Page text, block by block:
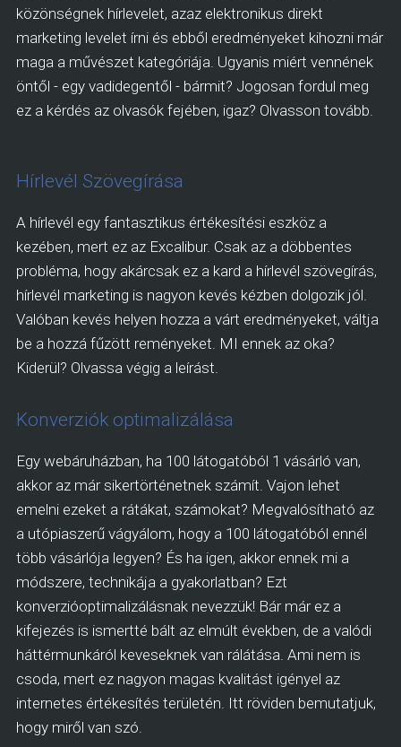
közönségnek hírlevelet, azaz elektronikus direkt
marketing levelet írni és ebből eredményeket kihozni már
maga a művészet kategóriája. Ugyanis miért vennének
öntől - egy vadidegentől - bármit? Jogosan fordul meg
ez a kérdés az olvasók fejében, igaz? Olvasson tovább.
Hírlevél Szövegírása
A hírlevél egy fantasztikus értékesítési eszköz a
kezében, mert ez az Excalibur. Csak az a döbbentes
probléma, hogy akárcsak ez a kard a hírlevél szövegírás,
hírlevél marketing is nagyon kevés kézben dolgozik jól.
Valóban kevés helyen hozza a várt eredményeket, váltja
be a hozzá fűzött reményeket. MI ennek az oka?
Kiderül? Olvassa végig a leírást.
Konverziók optimalizálása
Egy webáruházban, ha 100 látogatóból 1 vásárló van,
akkor az már sikertörténetnek számít. Vajon lehet
emelni ezeket a rátákat, számokat? Megvalósítható az
a utópiaszerű vágyálom, hogy a 100 látogatóból ennél
több vásárlója legyen? És ha igen, akkor ennek mi a
módszere, technikája a gyakorlatban? Ezt
konverzióoptimalizálásnak nevezzük! Bár már ez a
kifejezés is ismertté bált az elmúlt években, de a valódi
háttérmunkáról keveseknek van rálátása. Ami nem is
csoda, mert ez nagyon magas kvalitást igényel az
internetes értékesítés területén. Itt röviden bemutatjuk,
hogy miről van szó.